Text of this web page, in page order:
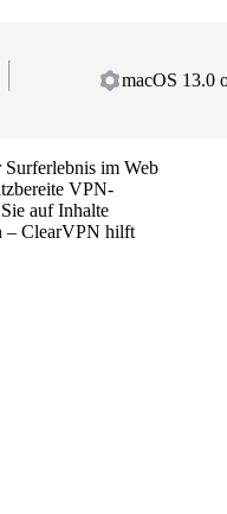
macOS 13.0
im Web
VPN-
auf Inhalte
– ClearVPN hilft